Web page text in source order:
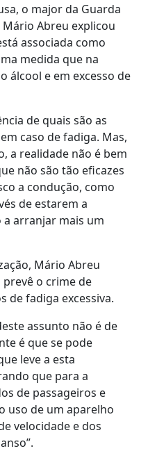
o major da Guarda
Mário Abreu explicou
associada como
medida que na
álcool e em excesso de
de quais são as
caso de fadiga. Mas,
a realidade não é bem
não são tão eficazes
a condução, como
de estarem a
arranjar mais um
Mário Abreu
o crime de
de fadiga excessiva.
assunto não é de
é que se pode
leve a esta
que para a
de passageiros e
uso de um aparelho
velocidade e dos